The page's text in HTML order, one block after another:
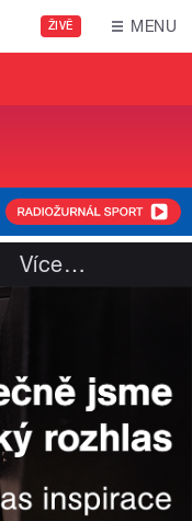
ŽIVĚ MENU
Více…